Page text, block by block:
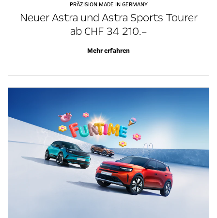
PRÄZISION MADE IN GERMANY
Neuer Astra und Astra Sports Tourer
ab CHF 34 210.–
Mehr erfahren